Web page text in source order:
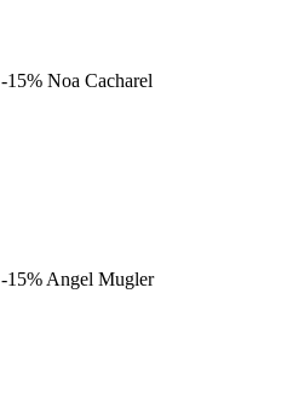
-15% Noa Cacharel
-15% Angel Mugler